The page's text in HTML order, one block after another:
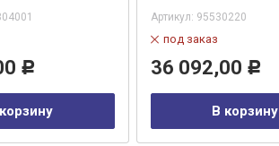
Р
Артикул: 95530220
под заказ
36 092,00 Р
В корзину